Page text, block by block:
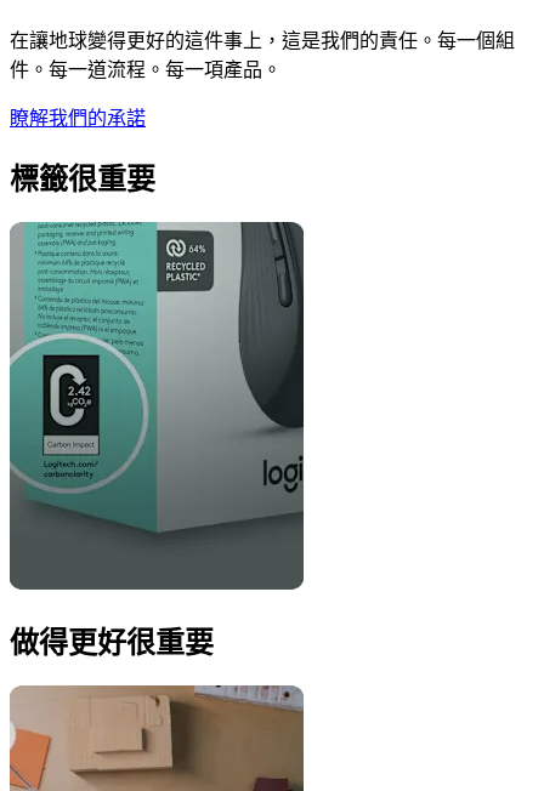
在讓地球變得更好的這件事上，這是我們的責任。每一個組
件。每一道流程。每一項產品。
瞭解我們的承諾
標籤很重要
做得更好很重要